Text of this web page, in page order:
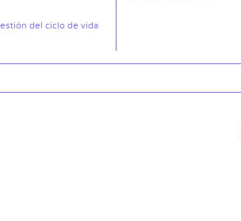
del ciclo de vida